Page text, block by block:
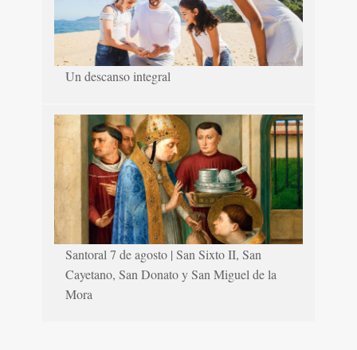
Un descanso integral
Santoral 7 de agosto | San Sixto II, San
Cayetano, San Donato y San Miguel de la
Mora